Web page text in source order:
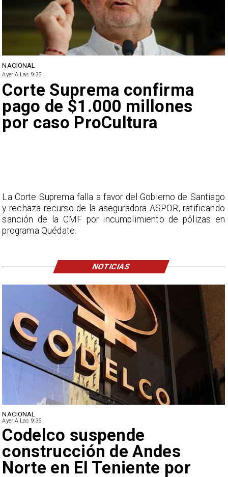
NACIONAL
Ayer A Las 9:35
Lluvias históricas en Chile:
ciudades alcanzan máximos
nunca vistos
NACIONAL
Ayer A Las 9:35
Corte Suprema confirma
pago de $1.000 millones
por caso ProCultura
La Corte Suprema falla a favor del Gobierno de Santiago
y rechaza recurso de la aseguradora ASPOR, ratificando
sanción de la CMF por incumplimiento de pólizas en
programa Quédate.
NOTICIAS